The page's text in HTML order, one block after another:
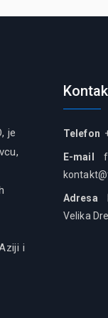
je
i
Telefon
E-mail
Adresa
Velika